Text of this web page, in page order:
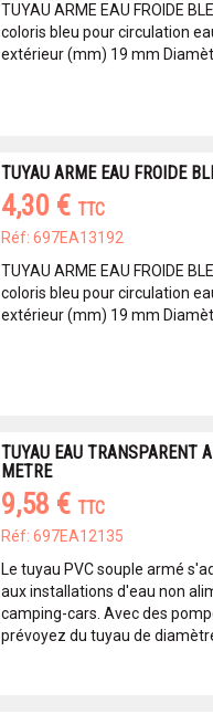
TUYAU ARME EAU FROIDE
coloris bleu pour circulation
extérieur (mm) 19 mm
TUYAU ARME EAU FROIDE
4,30 € TTC
Réf: 697EA13192
TUYAU ARME EAU FROIDE
coloris bleu pour circulation
extérieur (mm) 19 mm
TUYAU EAU TRANSPARENT
METRE
9,58 € TTC
Réf: 697EA12135
Le tuyau PVC souple armé
aux installations d'eau non
camping-cars. Avec des
prévoyez du tuyau de